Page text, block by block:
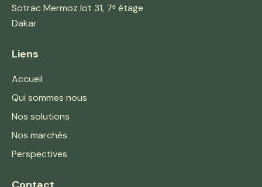
Sotrac Mermoz lot 31, 7ᵉ étage
Dakar
Liens
Accueil
Qui sommes nous
Nos solutions
Nos marchés
Perspectives